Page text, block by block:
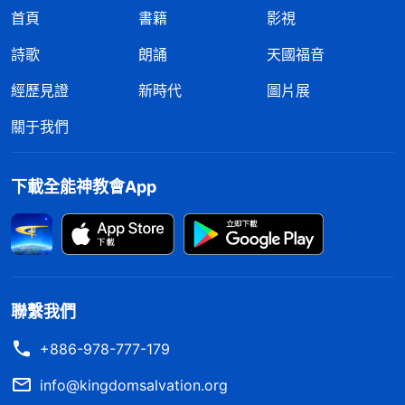
首頁 書籍
影視
詩歌
朗誦
天國福音
經歷見證
新時代
圖片展
關于我們
下載全能神教會App
聯繫我們
+886-978-777-179
info@kingdomsalvation.org